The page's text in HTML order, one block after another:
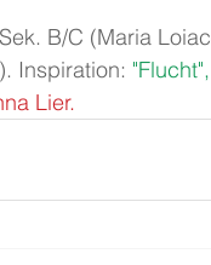
B/C (Maria
Inspiration: "Flucht",
Lier.